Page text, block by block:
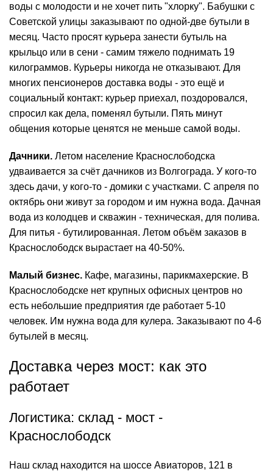
воды с молодости и не хочет пить "хлорку". Бабушки с
Советской улицы заказывают по одной-две бутыли в
месяц. Часто просят курьера занести бутыль на
крыльцо или в сени - самим тяжело поднимать 19
килограммов. Курьеры никогда не отказывают. Для
многих пенсионеров доставка воды - это ещё и
социальный контакт: курьер приехал, поздоровался,
спросил как дела, поменял бутыли. Пять минут
общения которые ценятся не меньше самой воды.
Дачники. Летом население Краснослободска
удваивается за счёт дачников из Волгограда. У кого-то
здесь дачи, у кого-то - домики с участками. С апреля по
октябрь они живут за городом и им нужна вода. Дачная
вода из колодцев и скважин - техническая, для полива.
Для питья - бутилированная. Летом объём заказов в
Краснослободск вырастает на 40-50%.
Малый бизнес. Кафе, магазины, парикмахерские. В
Краснослободске нет крупных офисных центров но
есть небольшие предприятия где работает 5-10
человек. Им нужна вода для кулера. Заказывают по 4-6
бутылей в месяц.
Доставка через мост: как это
работает
Логистика: склад - мост -
Краснослободск
Наш склад находится на шоссе Авиаторов, 121 в